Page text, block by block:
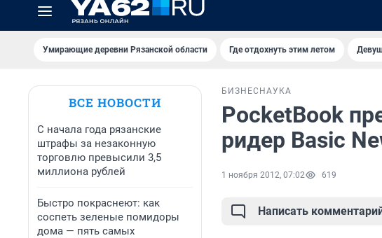
Умирающие деревни Рязанской области Где отдохнуть этим летом
ВСЕ НОВОСТИ
С начала года рязанские
штрафы за незаконную
торговлю превысили 3,5
миллиона рублей
Быстро покраснеют: как
соспеть зеленые помидоры
дома — пять самых
БИЗНЕС НАУКА
PocketBook
ридер Basic
1 ноября 2012, 07:02 619
Написать